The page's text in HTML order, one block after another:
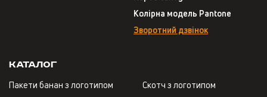
Колірна модель Pantone
Зворотний дзвінок
Каталог
Пакети банан з логотипом
Скотч з логотипом